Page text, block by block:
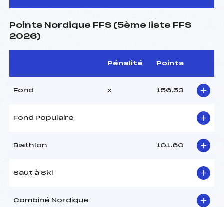
Points Nordique FFS (5ème liste FFS
2026)
Pénalité Points
Fond x 156.53
Fond Populaire
Biathlon 101.60
Saut à Ski
Combiné Nordique